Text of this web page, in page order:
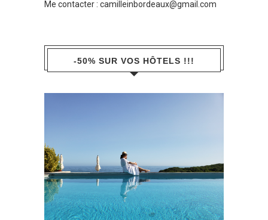
Me contacter : camilleinbordeaux@gmail.com
-50% SUR VOS HÔTELS !!!